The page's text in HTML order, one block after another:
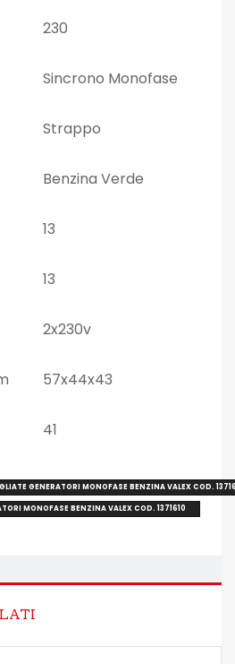
230
Sincrono Monofase
Strappo
Benzina Verde
13
13
2x230v
57x44x43
41
GENERATORI MONOFASE BENZINA VALEX COD.
MONOFASE BENZINA VALEX COD. 1371610